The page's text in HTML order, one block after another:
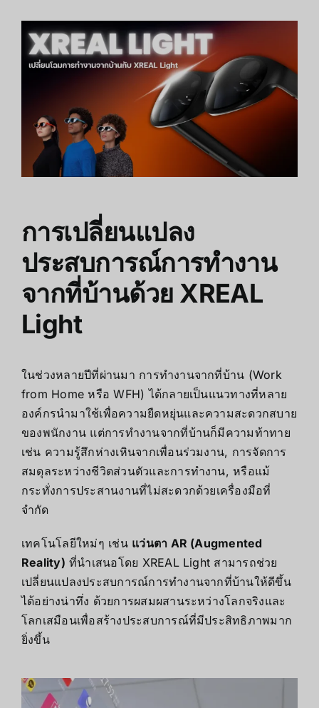
การเปลี่ยนแปลง
ประสบการณ์การทำงาน
จากที่บ้านด้วย XREAL
Light
ในช่วงหลายปีที่ผ่านมา การทำงานจากที่บ้าน (Work
from Home หรือ WFH) ได้กลายเป็นแนวทางที่หลาย
องค์กรนำมาใช้เพื่อความยืดหยุ่นและความสะดวกสบาย
ของพนักงาน แต่การทำงานจากที่บ้านก็มีความท้าทาย
เช่น ความรู้สึกห่างเหินจากเพื่อนร่วมงาน, การจัดการ
สมดุลระหว่างชีวิตส่วนตัวและการทำงาน, หรือแม้
กระทั่งการประสานงานที่ไม่สะดวกด้วยเครื่องมือที่
จำกัด
เทคโนโลยีใหม่ๆ เช่น แว่นตา AR (Augmented
Reality) ที่นำเสนอโดย XREAL Light สามารถช่วย
เปลี่ยนแปลงประสบการณ์การทำงานจากที่บ้านให้ดีขึ้น
ได้อย่างน่าทึ่ง ด้วยการผสมผสานระหว่างโลกจริงและ
โลกเสมือนเพื่อสร้างประสบการณ์ที่มีประสิทธิภาพมาก
ยิ่งขึ้น